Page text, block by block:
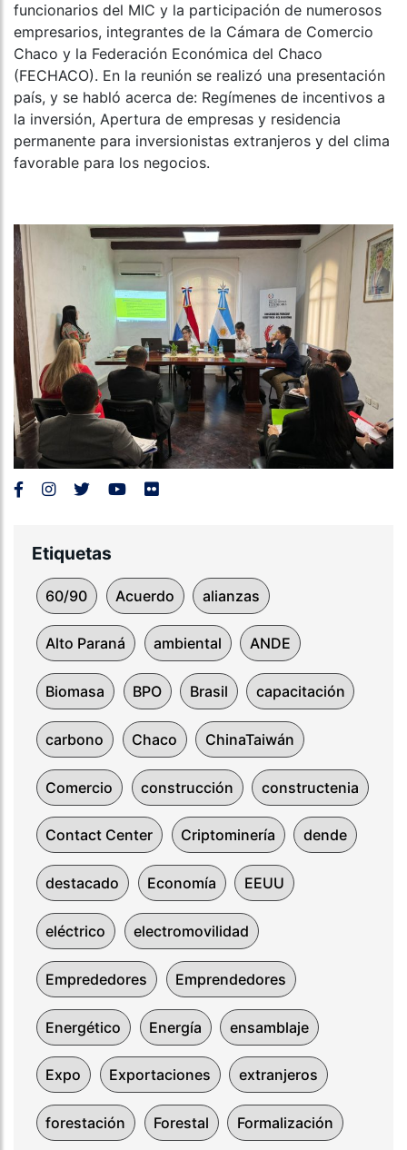
funcionarios del MIC y la participación de numerosos
empresarios, integrantes de la Cámara de Comercio
Chaco y la Federación Económica del Chaco
(FECHACO). En la reunión se realizó una presentación
país, y se habló acerca de: Regímenes de incentivos a
la inversión, Apertura de empresas y residencia
permanente para inversionistas extranjeros y del clima
favorable para los negocios.
Etiquetas
60/90 Acuerdo alianzas
Alto Paraná ambiental ANDE
Biomasa BPO Brasil capacitación
carbono Chaco ChinaTaiwán
Comercio construcción constructenia
Contact Center Criptominería dende
destacado Economía EEUU
eléctrico electromovilidad
Emprededores Emprendedores
Energético Energía ensamblaje
Expo Exportaciones extranjeros
forestación Forestal Formalización